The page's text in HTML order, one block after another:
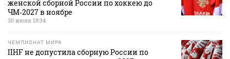
женской сборной России по хоккею до
ЧМ‑2027 в ноябре
30 июля 18:34
ЧЕМПИОНАТ МИРА
IIHF не допустила сборную России по